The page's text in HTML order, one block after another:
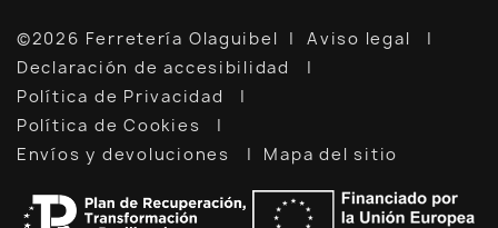
©2026 Ferretería Olaguibel
Aviso legal
Declaración de accesibilidad
Política de Privacidad
Política de Cookies
Envíos y devoluciones
Mapa del sitio